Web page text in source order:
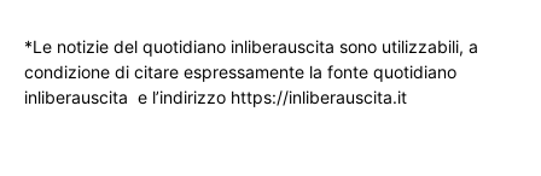
*Le notizie del quotidiano inliberauscita sono utilizzabili, a
condizione di citare espressamente la fonte quotidiano
inliberauscita e l’indirizzo https://inliberauscita.it